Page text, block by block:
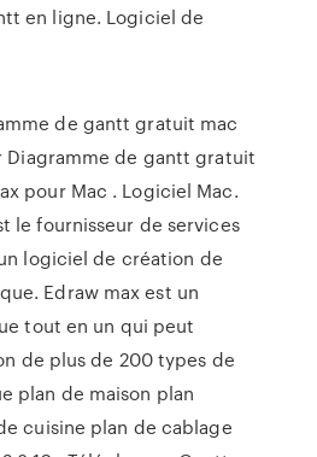
en ligne. Logiciel de
de gantt gratuit mac
Diagramme de gantt gratuit
pour Mac . Logiciel Mac.
le fournisseur de services
logiciel de création de
Edraw max est un
tout en un qui peut
de plus de 200 types de
plan de maison plan
cuisine plan de cablage